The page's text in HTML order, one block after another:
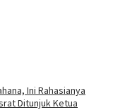
Ini Rahasianya
Ditunjuk Ketua